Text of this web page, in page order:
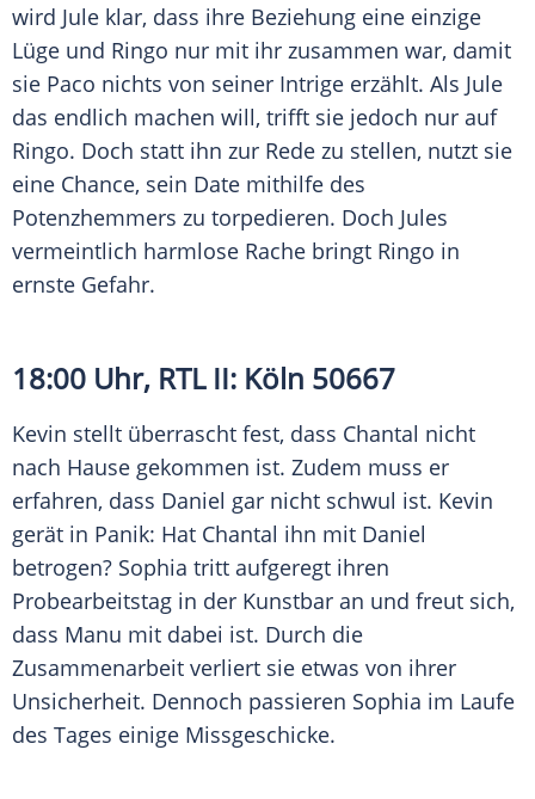
wird Jule klar, dass ihre Beziehung eine einzige
Lüge und Ringo nur mit ihr zusammen war, damit
sie Paco nichts von seiner Intrige erzählt. Als Jule
das endlich machen will, trifft sie jedoch nur auf
Ringo. Doch statt ihn zur Rede zu stellen, nutzt sie
eine Chance, sein Date mithilfe des
Potenzhemmers zu torpedieren. Doch Jules
vermeintlich harmlose Rache bringt Ringo in
ernste Gefahr.
18:00 Uhr, RTL II: Köln 50667
Kevin stellt überrascht fest, dass Chantal nicht
nach Hause gekommen ist. Zudem muss er
erfahren, dass Daniel gar nicht schwul ist. Kevin
gerät in Panik: Hat Chantal ihn mit Daniel
betrogen? Sophia tritt aufgeregt ihren
Probearbeitstag in der Kunstbar an und freut sich,
dass Manu mit dabei ist. Durch die
Zusammenarbeit verliert sie etwas von ihrer
Unsicherheit. Dennoch passieren Sophia im Laufe
des Tages einige Missgeschicke.